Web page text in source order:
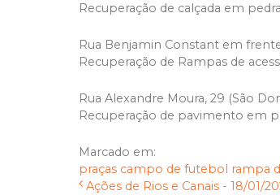
Recuperação de calçada em
Rua Benjamin Constant em
Recuperação de Rampas de
Rua Alexandre Moura, 29 (São
Recuperação de pavimento em
Marcado em:
praças campo de futebol rampa
Ações de Rios e Canais - 18/01/